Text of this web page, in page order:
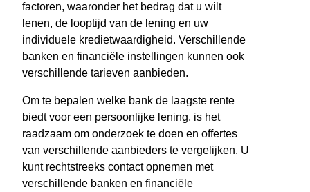
factoren, waaronder het bedrag dat u wilt
lenen, de looptijd van de lening en uw
individuele kredietwaardigheid. Verschillende
banken en financiële instellingen kunnen ook
verschillende tarieven aanbieden.
Om te bepalen welke bank de laagste rente
biedt voor een persoonlijke lening, is het
raadzaam om onderzoek te doen en offertes
van verschillende aanbieders te vergelijken. U
kunt rechtstreeks contact opnemen met
verschillende banken en financiële